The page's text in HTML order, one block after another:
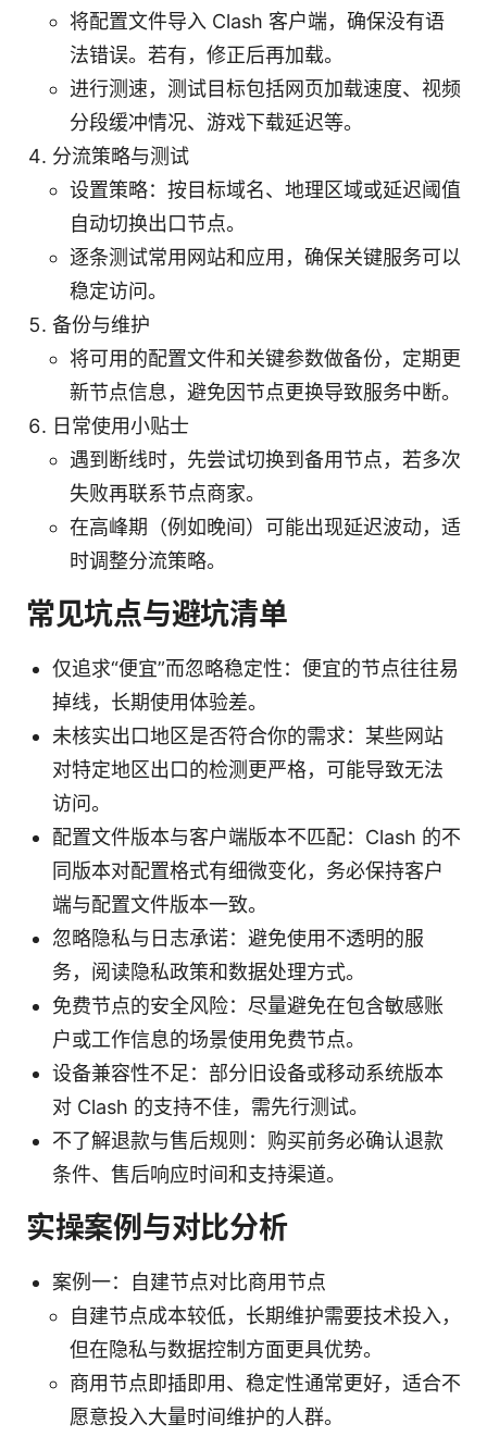
将配置文件导入 Clash 客户端，确保没有语
法错误。若有，修正后再加载。
进行测速，测试目标包括网页加载速度、视频
分段缓冲情况、游戏下载延迟等。
分流策略与测试
设置策略：按目标域名、地理区域或延迟阈值
自动切换出口节点。
逐条测试常用网站和应用，确保关键服务可以
稳定访问。
备份与维护
将可用的配置文件和关键参数做备份，定期更
新节点信息，避免因节点更换导致服务中断。
日常使用小贴士
遇到断线时，先尝试切换到备用节点，若多次
失败再联系节点商家。
在高峰期（例如晚间）可能出现延迟波动，适
时调整分流策略。
常见坑点与避坑清单
仅追求“便宜”而忽略稳定性：便宜的节点往往易
掉线，长期使用体验差。
未核实出口地区是否符合你的需求：某些网站
对特定地区出口的检测更严格，可能导致无法
访问。
配置文件版本与客户端版本不匹配：Clash 的不
同版本对配置格式有细微变化，务必保持客户
端与配置文件版本一致。
忽略隐私与日志承诺：避免使用不透明的服
务，阅读隐私政策和数据处理方式。
免费节点的安全风险：尽量避免在包含敏感账
户或工作信息的场景使用免费节点。
设备兼容性不足：部分旧设备或移动系统版本
对 Clash 的支持不佳，需先行测试。
不了解退款与售后规则：购买前务必确认退款
条件、售后响应时间和支持渠道。
实操案例与对比分析
案例一：自建节点对比商用节点
自建节点成本较低，长期维护需要技术投入，
但在隐私与数据控制方面更具优势。
商用节点即插即用、稳定性通常更好，适合不
愿意投入大量时间维护的人群。